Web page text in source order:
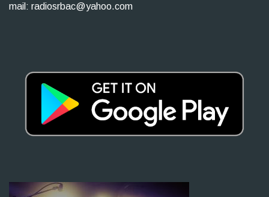
mail: radiosrbac@yahoo.com